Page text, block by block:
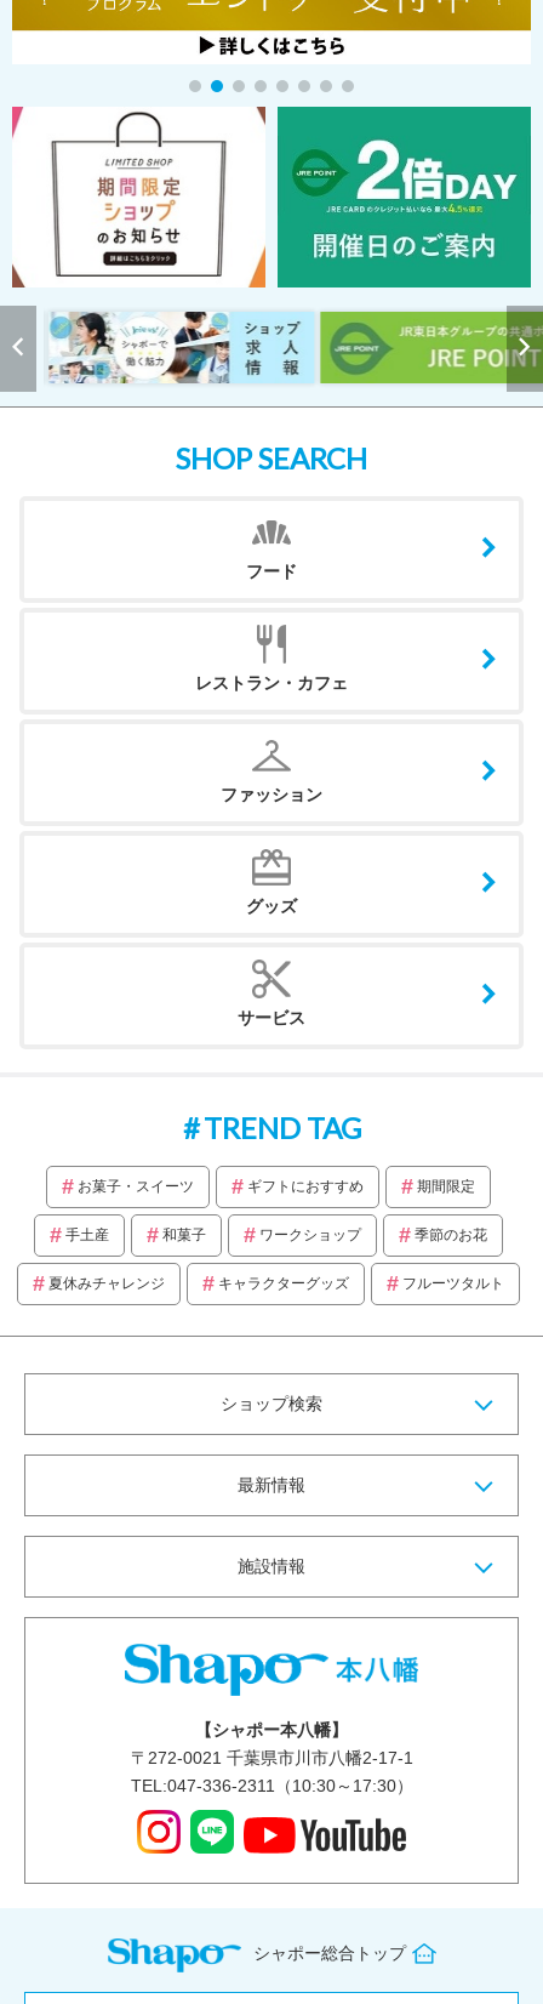
SHOP SEARCH
フード
レストラン・カフェ
ファッション
グッズ
サービス
TREND TAG
お菓子・スイーツ ギフトにおすすめ 期間限定
手土産 和菓子 ワークショップ 季節のお花
夏休みチャレンジ キャラクターグッズ フルーツタルト
ショップ検索
最新情報
施設情報
【シャポー本八幡】
〒 272-0021 千葉県市川市八幡2-17-1
TEL:047-336-2311（10:30～17:30）
シャポー総合トップ